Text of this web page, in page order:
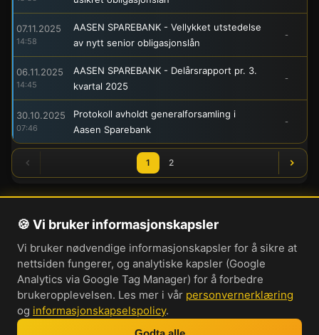
07.11.2025
14:58
AASEN SPAREBANK - Vellykket utstedelse
av nytt senior obligasjonslån
-
06.11.2025
14:45
AASEN SPAREBANK - Delårsrapport pr. 3.
kvartal 2025
-
30.10.2025
07:46
Protokoll avholdt generalforsamling i
Aasen Sparebank
-
1 2
Om oss
Personvernerklæring
Informasjonskapsler
Brukervilkår
Cookie-innstillinger
🍪 Vi bruker informasjonskapsler
Vi bruker nødvendige informasjonskapsler for å sikre at
nettsiden fungerer, og analytiske kapsler (Google
Analytics via Google Tag Manager) for å forbedre
brukeropplevelsen. Les mer i vår personvernerklæring
og informasjonskapselspolicy.